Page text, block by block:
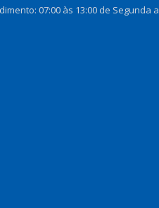
07:00 às 13:00 de Segunda a